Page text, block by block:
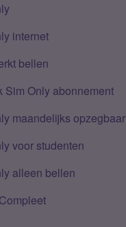
internet
bellen
Sim Only abonnement
maandelijks opzegbaar
voor studenten
alleen bellen